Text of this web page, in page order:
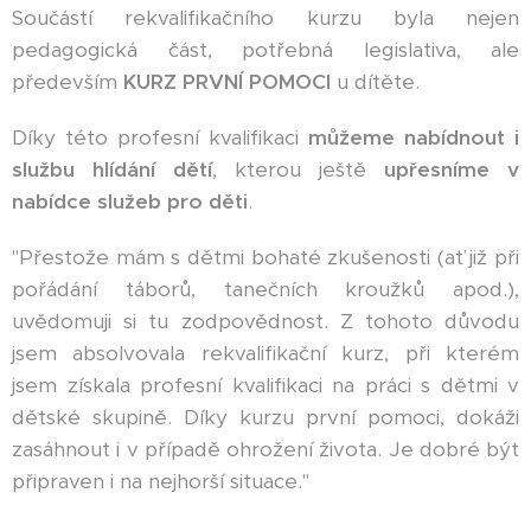
Součástí rekvalifikačního kurzu byla nejen
pedagogická část, potřebná legislativa, ale
především KURZ PRVNÍ POMOCI u dítěte.
Díky této profesní kvalifikaci můžeme nabídnout i
službu hlídání dětí, kterou ještě upřesníme v
nabídce služeb pro děti.
"Přestože mám s dětmi bohaté zkušenosti (ať již při
pořádání táborů, tanečních kroužků apod.),
uvědomuji si tu zodpovědnost. Z tohoto důvodu
jsem absolvovala rekvalifikační kurz, při kterém
jsem získala profesní kvalifikaci na práci s dětmi v
dětské skupině. Díky kurzu první pomoci, dokáži
zasáhnout i v případě ohrožení života. Je dobré být
připraven i na nejhorší situace."